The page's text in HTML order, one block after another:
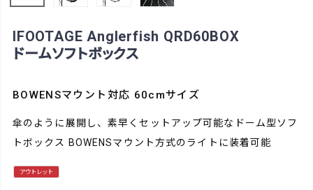
IFOOTAGE Anglerfish QRD60BOX
ドームソフトボックス
BOWENSマウント対応 60cmサイズ
傘のように展開し、素早くセットアップ可能なドーム型ソフ
トボックス BOWENSマウント方式のライトに装着可能
アウトレット